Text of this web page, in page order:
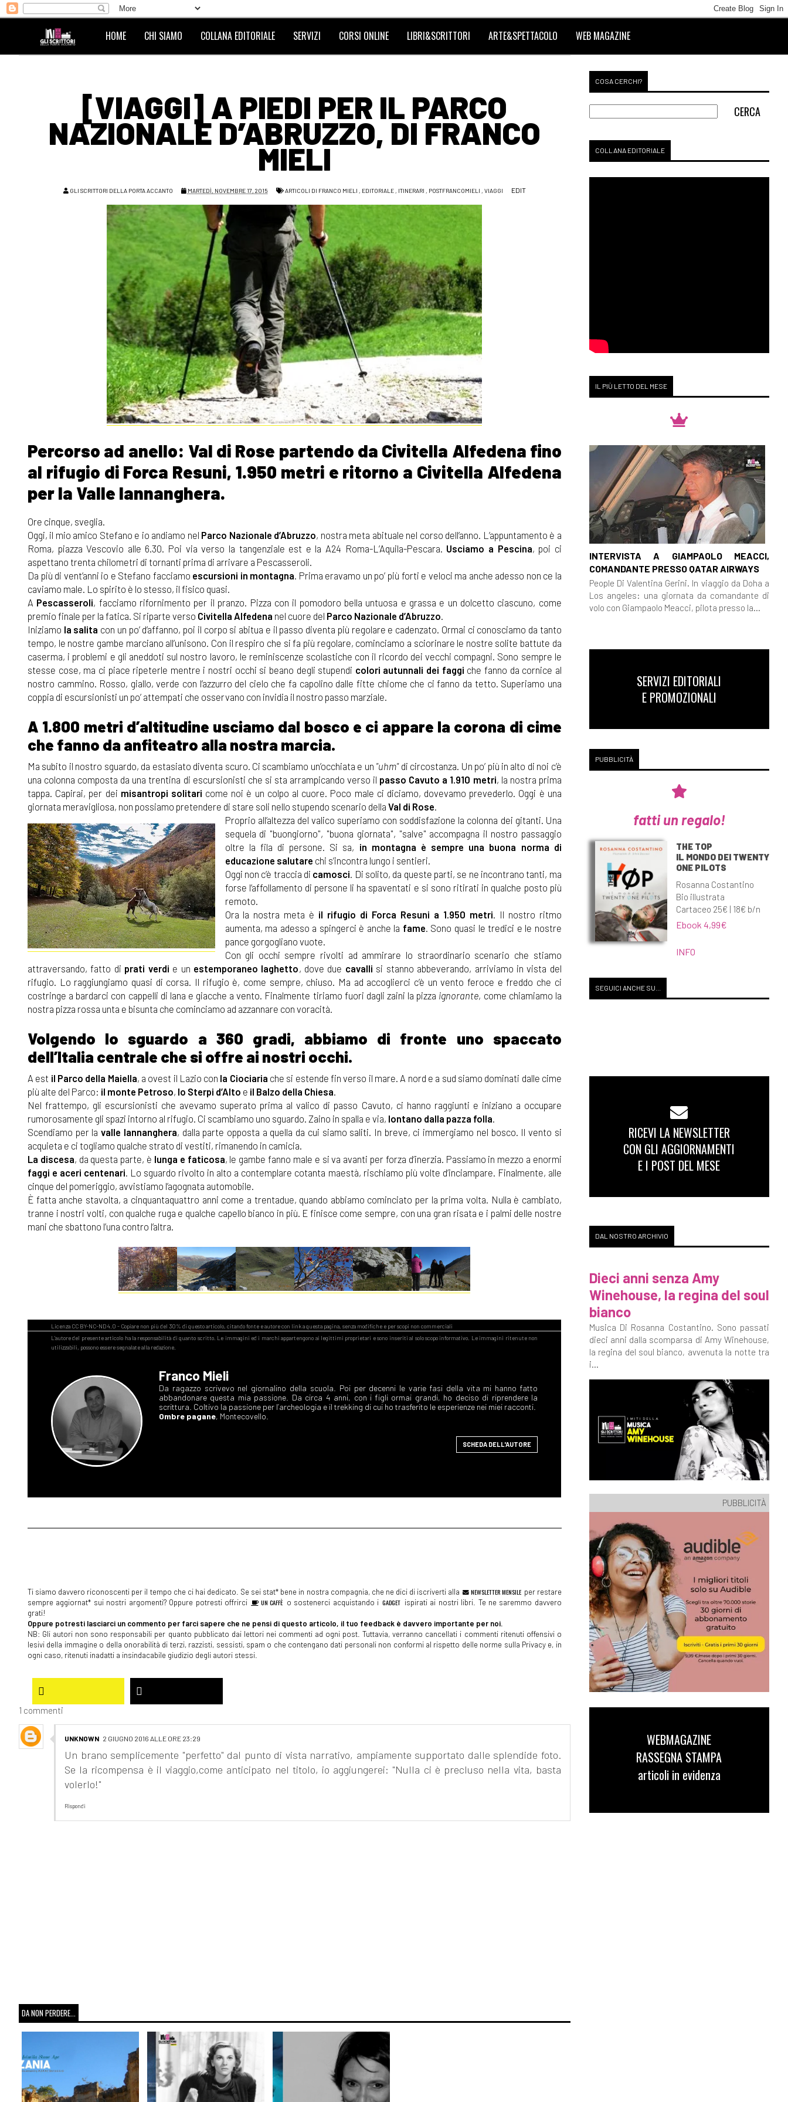
HOME CHI SIAMO COLLANA EDITORIALE SERVIZI CORSI ONLINE LIBRI&SCRITTORI ARTE&SPETTACOLO WEB MAGAZINE
[VIAGGI] A PIEDI PER IL PARCO
NAZIONALE D’ABRUZZO, DI FRANCO
MIELI
GLI SCRITTORI DELLA PORTA ACCANTO MARTEDÌ, NOVEMBRE 17, 2015 ARTICOLI DI FRANCO MIELI , EDITORIALE, ITINERARI , POSTFRANCOMIELI , VIAGGI EDIT
Percorso ad anello: Val di Rose partendo da Civitella Alfedena fino
al rifugio di Forca Resuni, 1.950 metri e ritorno a Civitella Alfedena
per la Valle Iannanghera.
Ore cinque, sveglia.
Oggi, il mio amico Stefano e io andiamo nel Parco Nazionale d’Abruzzo, nostra meta abituale nel corso dell’anno. L’appuntamento è a
Roma, piazza Vescovio alle 6.30. Poi via verso la tangenziale est e la A24 Roma-L’Aquila-Pescara. Usciamo a Pescina, poi ci
aspettano trenta chilometri di tornanti prima di arrivare a Pescasseroli.
Da più di vent’anni io e Stefano facciamo escursioni in montagna. Prima eravamo un po’ più forti e veloci ma anche adesso non ce la
caviamo male. Lo spirito è lo stesso, il fisico quasi.
A Pescasseroli, facciamo rifornimento per il pranzo. Pizza con il pomodoro bella untuosa e grassa e un dolcetto ciascuno, come
premio finale per la fatica. Si riparte verso Civitella Alfedena nel cuore del Parco Nazionale d’Abruzzo.
Iniziamo la salita con un po’ d’affanno, poi il corpo si abitua e il passo diventa più regolare e cadenzato. Ormai ci conosciamo da tanto
tempo, le nostre gambe marciano all’unisono. Con il respiro che si fa più regolare, cominciamo a sciorinare le nostre solite battute da
caserma, i problemi e gli aneddoti sul nostro lavoro, le reminiscenze scolastiche con il ricordo dei vecchi compagni. Sono sempre le
stesse cose, ma ci piace ripeterle mentre i nostri occhi si beano degli stupendi colori autunnali dei faggi che fanno da cornice al
nostro cammino. Rosso, giallo, verde con l’azzurro del cielo che fa capolino dalle fitte chiome che ci fanno da tetto. Superiamo una
coppia di escursionisti un po’ attempati che osservano con invidia il nostro passo marziale.
A 1.800 metri d’altitudine usciamo dal bosco e ci appare la corona di cime
che fanno da anfiteatro alla nostra marcia.
Ma subito il nostro sguardo, da estasiato diventa scuro. Ci scambiamo un’occhiata e un "uhm"di circostanza. Un po’ più in alto di noi c’è
una colonna composta da una trentina di escursionisti che si sta arrampicando verso il passo Cavuto a 1.910 metri, la nostra prima
tappa. Capirai, per dei misantropi solitari come noi è un colpo al cuore. Poco male ci diciamo, dovevamo prevederlo. Oggi è una
giornata meravigliosa, non possiamo pretendere di stare soli nello stupendo scenario della Val di Rose.
Proprio all’altezza del valico superiamo con soddisfazione la colonna dei gitanti. Una
sequela di "buongiorno", "buona giornata", "salve" accompagna il nostro passaggio
oltre la fila di persone. Si sa, in montagna è sempre una buona norma di
educazione salutare chi s’incontra lungo i sentieri.
Oggi non c’è traccia di camosci. Di solito, da queste parti, se ne incontrano tanti, ma
forse l’affollamento di persone li ha spaventati e si sono ritirati in qualche posto più
remoto.
Ora la nostra meta è il rifugio di Forca Resuni a 1.950 metri. Il nostro ritmo
aumenta, ma adesso a spingerci è anche la fame. Sono quasi le tredici e le nostre
pance gorgogliano vuote.
Con gli occhi sempre rivolti ad ammirare lo straordinario scenario che stiamo
attraversando, fatto di prati verdi e un estemporaneo laghetto, dove due cavalli si stanno abbeverando, arriviamo in vista del
rifugio. Lo raggiungiamo quasi di corsa. Il rifugio è, come sempre, chiuso. Ma ad accoglierci c’è un vento feroce e freddo che ci
costringe a bardarci con cappelli di lana e giacche a vento. Finalmente tiriamo fuori dagli zaini la pizza ignorante, come chiamiamo la
nostra pizza rossa unta e bisunta che cominciamo ad azzannare con voracità.
Volgendo lo sguardo a 360 gradi, abbiamo di fronte uno spaccato
dell’Italia centrale che si offre ai nostri occhi.
A est il Parco della Maiella, a ovest il Lazio con la Ciociaria che si estende fin verso il mare. A nord e a sud siamo dominati dalle cime
più alte del Parco: il monte Petroso, lo Sterpi d’Alto e il Balzo della Chiesa.
Nel frattempo, gli escursionisti che avevamo superato prima al valico di passo Cavuto, ci hanno raggiunti e iniziano a occupare
rumorosamente gli spazi intorno al rifugio. Ci scambiamo uno sguardo. Zaino in spalla e via, lontano dalla pazza folla.
Scendiamo per lavalle Iannanghera, dalla parte opposta a quella da cui siamo saliti. In breve, ci immergiamo nel bosco. Il vento si
acquieta e ci togliamo qualche strato di vestiti, rimanendo in camicia.
La discesa, da questa parte, è lunga e faticosa, le gambe fanno male e si va avanti per forza d’inerzia. Passiamo in mezzo a enormi
faggi e aceri centenari. Lo sguardo rivolto in alto a contemplare cotanta maestà, rischiamo più volte d’inciampare. Finalmente, alle
cinque del pomeriggio, avvistiamo l’agognata automobile.
È fatta anche stavolta, a cinquantaquattro anni come a trentadue, quando abbiamo cominciato per la prima volta. Nulla è cambiato,
tranne i nostri volti, con qualche ruga e qualche capello bianco in più. E finisce come sempre, con una gran risata e i palmi delle nostre
mani che sbattono l’una contro l’altra.
Franco Mieli
Da ragazzo scrivevo nel giornalino della scuola. Poi per decenni le varie fasi della vita mi hanno fatto
abbandonare questa mia passione. Da circa 4 anni, con i figli ormai grandi, ho deciso di riprendere la
scrittura. Coltivo la passione per l’archeologia e il trekking di cui ho trasferito le esperienze nei miei racconti.
Ombre pagane, Montecovello.
SCHEDA DELL'AUTORE
Ti siamo davvero riconoscenti per il tempo che ci hai dedicato. Se sei stat* bene in nostra compagnia, che ne dici di iscriverti alla NEWSLETTER MENSILE per restare
sempre aggiornat* sui nostri argomenti? Oppure potresti offrirci
UN CAFFÈ o sostenerci acquistando i GADGET ispirati ai nostri libri. Te ne saremmo davvero
grati!
Oppure potresti lasciarci un commento per farci sapere che ne pensi di questo articolo, il tuo feedback è davvero importante per noi.
NB: Gli autori non sono responsabili per quanto pubblicato dai lettori nei commenti ad ogni post. Tuttavia, verranno cancellati i commenti ritenuti offensivi o
lesivi della immagine o della onorabilità di terzi, razzisti, sessisti, spam o che contengano dati personali non conformi al rispetto delle norme sulla Privacy e, in
ogni caso, ritenuti inadatti a insindacabile giudizio degli autori stessi.
1 commenti
UNKNOWN 2 GIUGNO 2016 ALLE ORE 23:29
Un brano semplicemente "perfetto" dal punto di vista narrativo, ampiamente supportato dalle splendide foto.
Se la ricompensa è il viaggio,come anticipato nel titolo, io aggiungerei: "Nulla ci è precluso nella vita, basta
volerlo!"
Rispondi
DA NON PERDERE...
COSA CERCHI?
COLLANA EDITORIALE
IL PIÙ LETTO DEL MESE
INTERVISTA A GIAMPAOLO MEACCI,
COMANDANTE PRESSO QATAR AIRWAYS
People Di Valentina Gerini. In viaggio da Doha a
Los angeles: una giornata da comandante di
volo con Giampaolo Meacci, pilota presso la...
SERVIZI EDITORIALI
E PROMOZIONALI
PUBBLICITÀ
fatti un regalo!
THE TOP
IL MONDO DEI TWENTY
ONE PILOTS
Rosanna Costantino
Bio illustrata
Cartaceo 25€ | 18€ b/n
Ebook 4,99€
INFO
SEGUICI ANCHE SU...
RICEVI LA NEWSLETTER
CON GLI AGGIORNAMENTI
E I POST DEL MESE
DAL NOSTRO ARCHIVIO
Dieci anni senza Amy
Winehouse, la regina del soul
bianco
Musica Di Rosanna Costantino. Sono passati
dieci anni dalla scomparsa di Amy Winehouse,
la regina del soul bianco, avvenuta la notte tra
i...
PUBBLICITÀ
WEBMAGAZINE
RASSEGNA STAMPA
articoli in evidenza